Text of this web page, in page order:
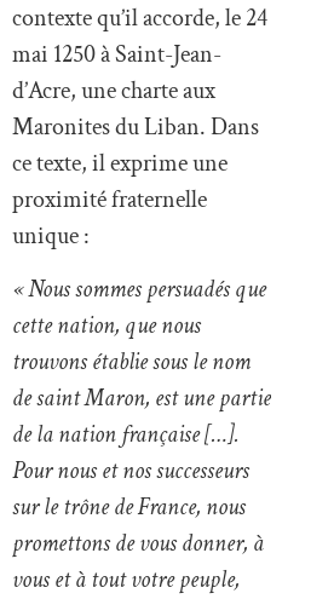
contexte qu’il accorde, le 24
mai 1250 à Saint-Jean-
d’Acre, une charte aux
Maronites du Liban. Dans
ce texte, il exprime une
proximité fraternelle
unique :
« Nous sommes persuadés que
cette nation, que nous
trouvons établie sous le nom
de saint Maron, est une partie
de la nation française […].
Pour nous et nos successeurs
sur le trône de France, nous
promettons de vous donner, à
vous et à tout votre peuple,